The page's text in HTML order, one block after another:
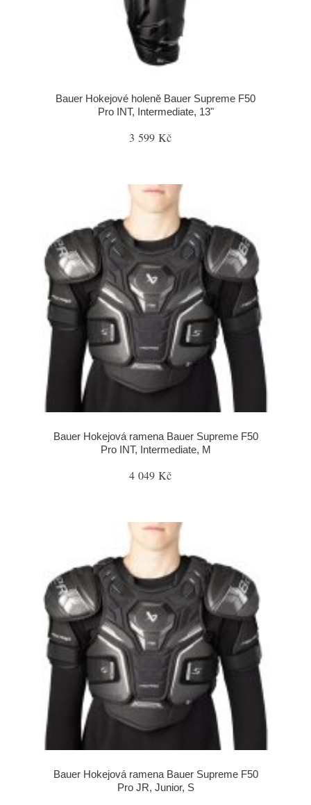
Bauer Hokejové holeně Bauer Supreme F50
Pro INT, Intermediate, 13"
3 599 Kč
Bauer Hokejová ramena Bauer Supreme F50
Pro INT, Intermediate, M
4 049 Kč
Bauer Hokejová ramena Bauer Supreme F50
Pro JR, Junior, S